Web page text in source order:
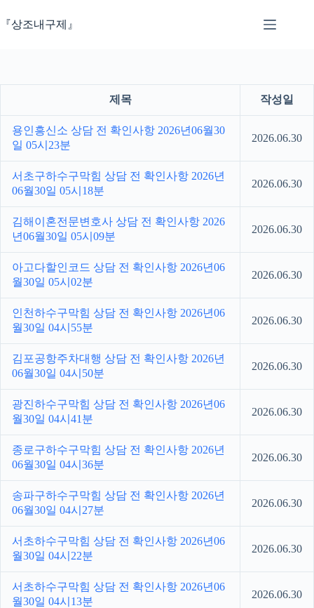
문『상조내구제』
제목 작성일
용인흥신소 상담 전 확인사항 2026년06월30
일 05시23분
2026.06.30
서초구하수구막힘 상담 전 확인사항 2026년
06월30일 05시18분
2026.06.30
김해이혼전문변호사 상담 전 확인사항 2026
년06월30일 05시09분
2026.06.30
아고다할인코드 상담 전 확인사항 2026년06
월30일 05시02분
2026.06.30
인천하수구막힘 상담 전 확인사항 2026년06
월30일 04시55분
2026.06.30
김포공항주차대행 상담 전 확인사항 2026년
06월30일 04시50분
2026.06.30
광진하수구막힘 상담 전 확인사항 2026년06
월30일 04시41분
2026.06.30
종로구하수구막힘 상담 전 확인사항 2026년
06월30일 04시36분
2026.06.30
송파구하수구막힘 상담 전 확인사항 2026년
06월30일 04시27분
2026.06.30
서초하수구막힘 상담 전 확인사항 2026년06
월30일 04시22분
2026.06.30
서초하수구막힘 상담 전 확인사항 2026년06
월30일 04시13분
2026.06.30